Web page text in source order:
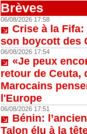
Brèves
06/08/2026 17:58
Crise à la
son boycott des
06/08/2026 17:54
«Je peux
retour de Ceuta,
Marocains
l'Europe
06/08/2026 17:51
Bénin:
Talon élu à la